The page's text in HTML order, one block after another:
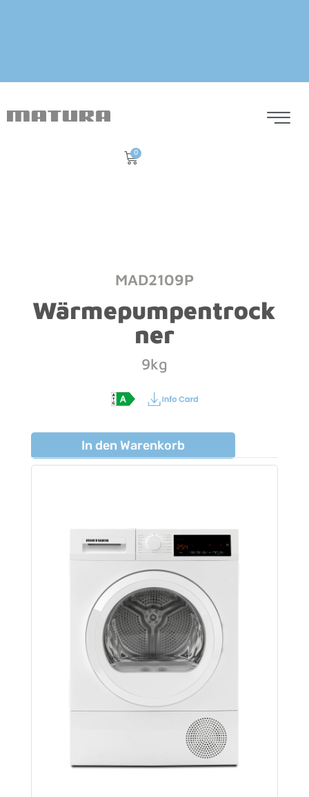
0
MAD2109P
Wärmepumpentrock
ner
9kg
In den Warenkorb